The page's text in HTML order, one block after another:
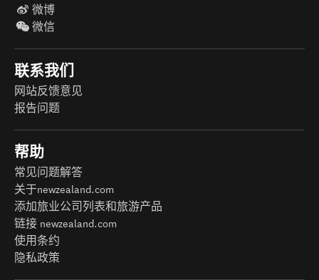
微博
微信
联系我们
网站反馈意见
报告问题
帮助
常见问题解答
关于newzealand.com
添加旅业公司列表和旅游产品
链接 newzealand.com
使用条约
隐私政策